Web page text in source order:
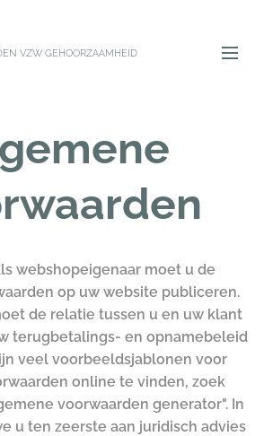
VZW GEHOORZAAMHEID
webshopeigenaar moet u de
op uw website publiceren.
de relatie tussen u en uw klant
terugbetalings- en opnamebeleid
veel voorbeeldsjablonen voor
online te vinden, zoek
voorwaarden generator". In
u ten zeerste aan juridisch advies